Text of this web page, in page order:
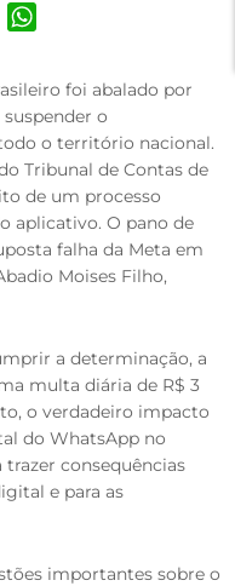
foi abalado por
o
o território nacional.
Tribunal de Contas de
de um processo
aplicativo. O pano de
falha da Meta em
Moises Filho,
a determinação, a
multa diária de R$ 3
o verdadeiro impacto
do WhatsApp no
consequências
e para as
importantes sobre o